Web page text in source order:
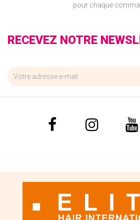
pour chaque
RECEVEZ NOTRE